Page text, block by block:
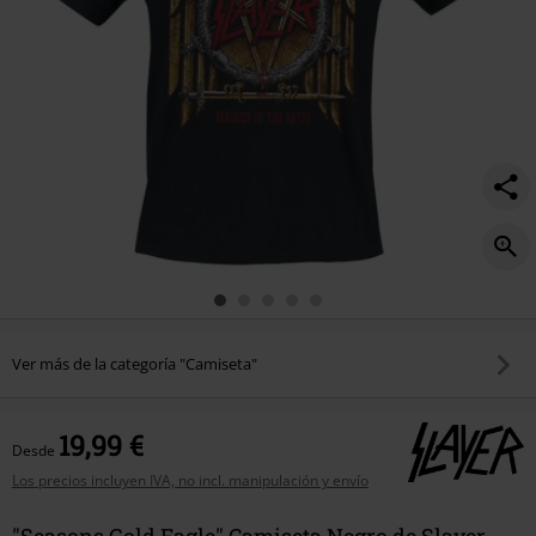
Ver más de la categoría "Camiseta"
Desde 19,99 €
Los precios incluyen IVA, no incl. manipulación y envío